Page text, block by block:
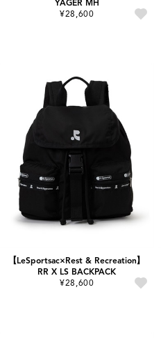
YAGER MH
¥28,600
【LeSportsac×Rest & Recreation】
RR X LS BACKPACK
¥28,600